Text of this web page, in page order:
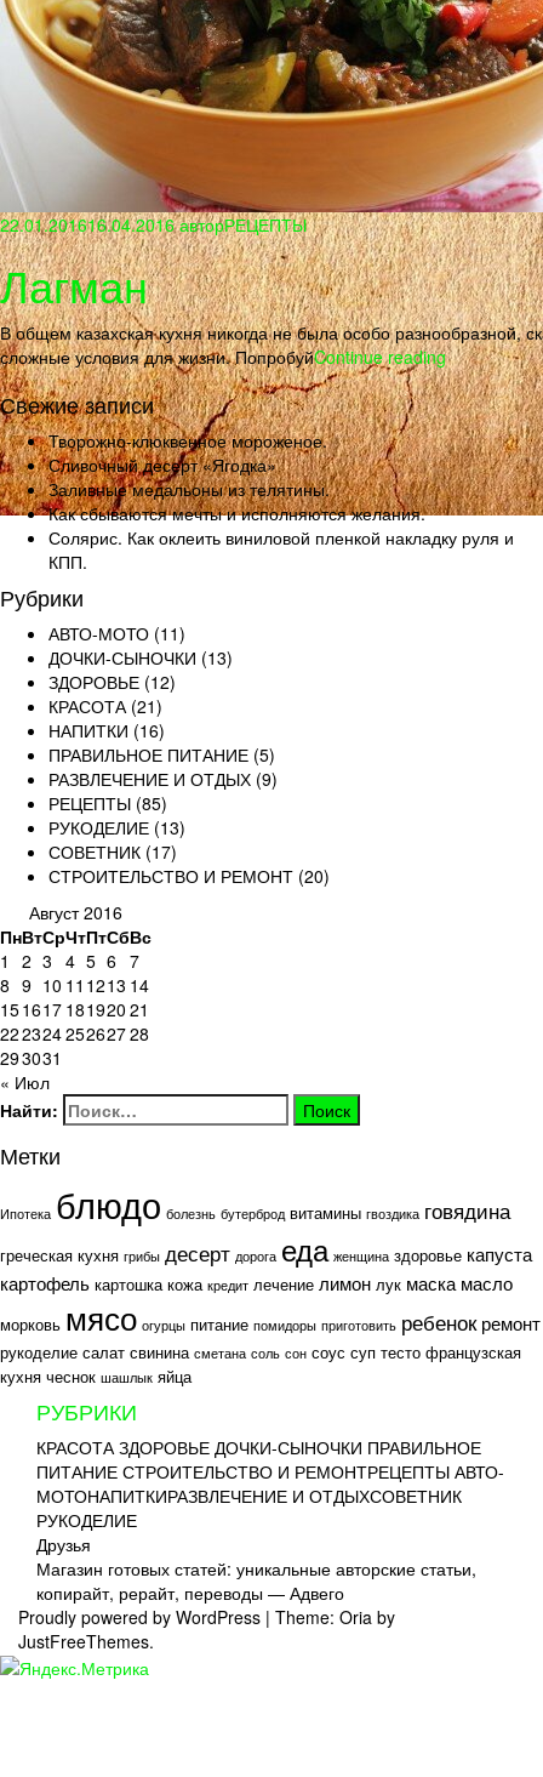
22.01.201616.04.2016 авторРЕЦЕПТЫ
Лагман
В общем казахская кухня никогда не была особо разнообразной,
сложные условия для жизни. ПопробуйContinue reading
Свежие записи
Творожно-клюквенное мороженое.
Сливочный десерт «Ягодка»
Заливные медальоны из телятины.
Как сбываются мечты и исполняются желания.
Солярис. Как оклеить виниловой пленкой накладку руля и
КПП.
Рубрики
АВТО-МОТО (11)
ДОЧКИ-СЫНОЧКИ (13)
ЗДОРОВЬЕ (12)
КРАСОТА(21)
НАПИТКИ (16)
ПРАВИЛЬНОЕ ПИТАНИЕ (5)
РАЗВЛЕЧЕНИЕ И ОТДЫХ (9)
РЕЦЕПТЫ (85)
РУКОДЕЛИЕ (13)
СОВЕТНИК (17)
СТРОИТЕЛЬСТВО И РЕМОНТ (20)
Август 2016
ПнВтСрЧтПтСбВс
« Июл
1 2 3 4 5 6 7
8 9 10 11 1213 14
151617 181920 21
22232425262728
293031
Найти:
Метки
Ипотека блюдо болезнь бутерброд витамины гвоздика говядина
греческая кухня грибы десерт дорога еда женщина здоровье капуста
картофель картошка кожа кредит лечение лимон лук маска масло
морковь мясо огурцы питание помидоры приготовить ребенок ремонт
рукоделие салат свинина сметана соль сон соус суп тесто французская
кухня чеснок шашлык яйца
РУБРИКИ
КРАСОТА ЗДОРОВЬЕ ДОЧКИ-СЫНОЧКИ ПРАВИЛЬНОЕ
ПИТАНИЕ СТРОИТЕЛЬСТВО И РЕМОНТРЕЦЕПТЫ АВТО-
МОТОНАПИТКИРАЗВЛЕЧЕНИЕ И ОТДЫХСОВЕТНИК
РУКОДЕЛИЕ
Друзья
Магазин готовых статей: уникальные авторские статьи,
копирайт, рерайт, переводы — Адвего
Proudly powered by WordPress | Theme: Oria by
JustFreeThemes.